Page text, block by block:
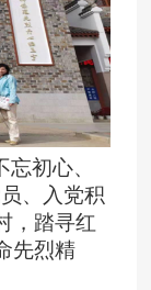
初心、
、入党积
，踏寻红
先烈精